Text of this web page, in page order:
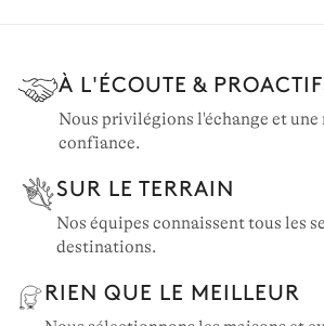
À L'ÉCOUTE &
Nous privilégions l'échange et une
confiance.
SUR LE TERRAIN
Nos équipes connaissent tous les
destinations.
RIEN QUE LE MEILLEUR